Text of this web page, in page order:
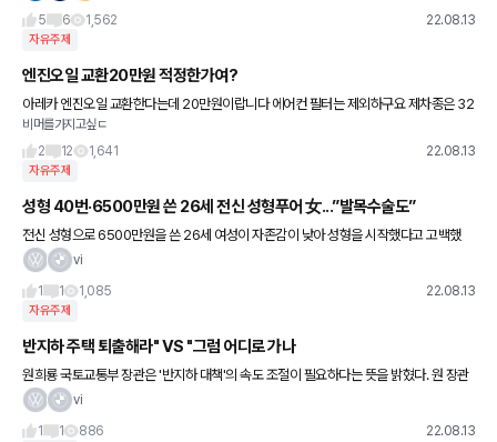
5
6 1,562 22.08.13
자유주제
엔진오일 교환20만원 적정한가여?
아레카 엔진오일 교환한다는데 20만원이랍니다 에어컨 필터는 제외하구요 제차종은 32
0i 입니다 첫차사서 교환하는거라 ..
비머를가지고싶ㄷ
2
12 1,641 22.08.13
자유주제
성형 40번·6500만원 쓴 26세 전신 성형푸어 女...”발목수술도”
전신 성형으로 6500만원을 쓴 26세 여성이 자존감이 낮아 성형을 시작했다고 고백했
다. 지난 12일 방송된 채널A 예능프로그램 ‘푸어라이크’에는 40번의 성형 수술과 시술로
vi
1
1 1,085 22.08.13
자유주제
반지하 주택 퇴출해라" VS "그럼 어디로 가나
원희룡 국토교통부 장관은 '반지하 대책'의 속도 조절이 필요하다는 뜻을 밝혔다. 원 장관
은 12일 자신의 페이스북에 "반지하도 사람이 사는 곳"이라며 "반지하를 없애면 그분들
vi
1
1 886 22.08.13